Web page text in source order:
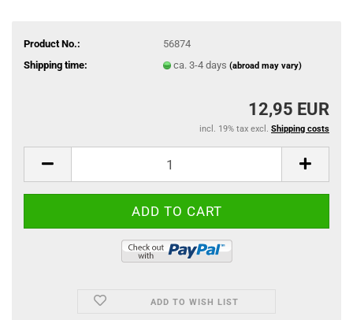
Product No.:
56874
Shipping time:
ca. 3-4 days (abroad may vary)
12,95 EUR
incl. 19% tax excl. Shipping costs
ADD TO WISH LIST